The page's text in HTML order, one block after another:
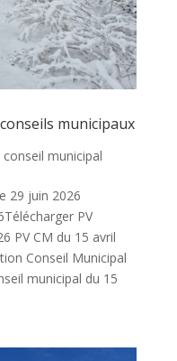
municipaux
conseil municipal
29 juin 2026
PV
PV CM du 15 avril
Conseil Municipal
municipal du 15